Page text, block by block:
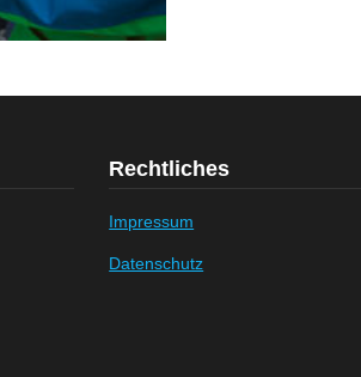
Rechtliches
Impressum
Datenschutz